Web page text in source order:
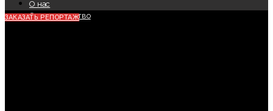
О нас
Сотрудничество
ЗАКАЗАТЬ РЕПОРТАЖ